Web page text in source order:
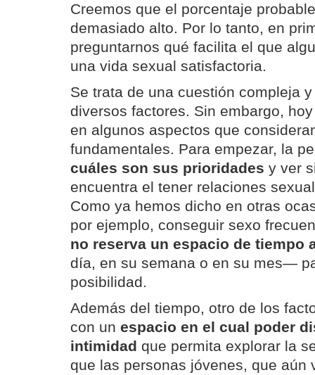
Creemos que el porcentaje
demasiado alto. Por lo tanto, en
preguntarnos qué facilita el que
una vida sexual satisfactoria.
Se trata de una cuestión compleja
diversos factores. Sin embargo,
en algunos aspectos que
fundamentales. Para empezar, la
cuáles son sus prioridades y ver
encuentra el tener relaciones
Como ya hemos dicho en otras
por ejemplo, conseguir sexo
no reserva un espacio de tiempo
día, en su semana o en su mes—
posibilidad.
Además del tiempo, otro de los
con un espacio en el cual poder
intimidad que permita explorar la
que las personas jóvenes, que aún